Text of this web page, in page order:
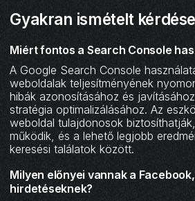
Gyakran ismételt
Miért fontos a Search Console
A Google Search Console
weboldalak teljesítményének
hibák azonosításához és
stratégia optimalizálásához. Az
weboldal tulajdonosok
működik, és a lehető legjobb
keresési találatok között.
Milyen előnyei vannak a
hirdetéseknek?